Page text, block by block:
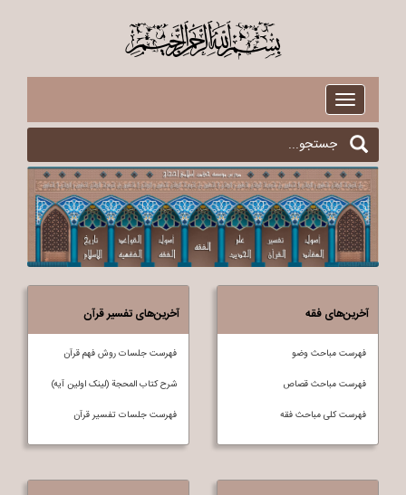
$
Toggle
navigation
آخرین‌های فقه
فهرست مباحث وضو
فهرست مباحث قصاص
فهرست کلی مباحث فقه
آخرین‌های تفسیر قرآن
فهرست جلسات روش فهم قرآن
شرح کتاب المحجة (لینک اولین آیه)
فهرست جلسات تفسير قرآن